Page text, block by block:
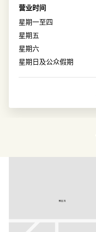
营业时间
星期一至四
星期五
星期六
星期日及公众假期
太古坊食肆